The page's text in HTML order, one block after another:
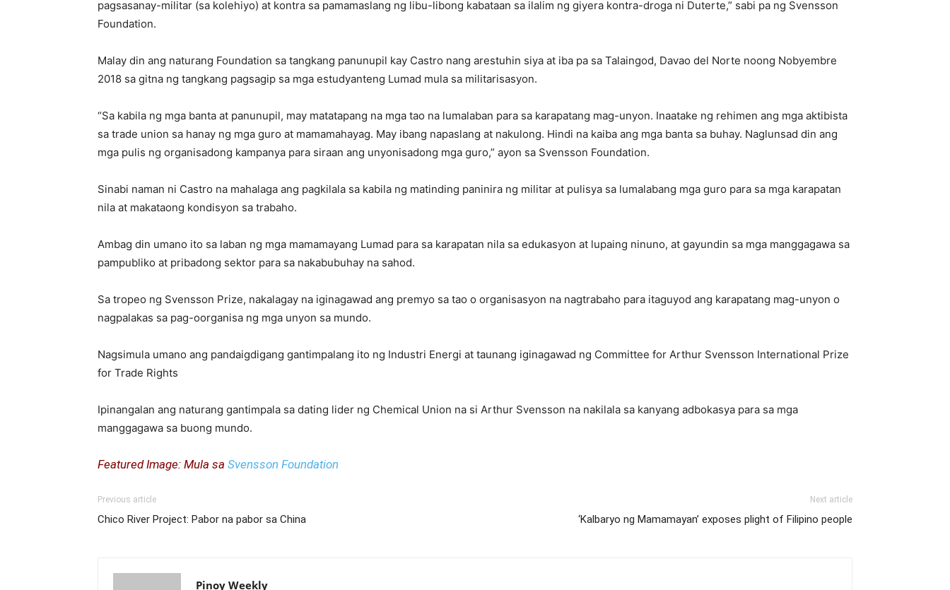
pagsasanay-militar (sa kolehiyo) at kontra sa pamamaslang ng libu-libong kabataan sa ilalim ng giyera kontra-droga ni Duterte,” sabi pa ng Svensson
Foundation.
Malay din ang naturang Foundation sa tangkang panunupil kay Castro nang arestuhin siya at iba pa sa Talaingod, Davao del Norte noong Nobyembre
2018 sa gitna ng tangkang pagsagip sa mga estudyanteng Lumad mula sa militarisasyon.
“Sa kabila ng mga banta at panunupil, may matatapang na mga tao na lumalaban para sa karapatang mag-unyon. Inaatake ng rehimen ang mga aktibista
sa trade union sa hanay ng mga guro at mamamahayag. May ibang napaslang at nakulong. Hindi na kaiba ang mga banta sa buhay. Naglunsad din ang
mga pulis ng organisadong kampanya para siraan ang unyonisadong mga guro,” ayon sa Svensson Foundation.
Sinabi naman ni Castro na mahalaga ang pagkilala sa kabila ng matinding paninira ng militar at pulisya sa lumalabang mga guro para sa mga karapatan
nila at makataong kondisyon sa trabaho.
Ambag din umano ito sa laban ng mga mamamayang Lumad para sa karapatan nila sa edukasyon at lupaing ninuno, at gayundin sa mga manggagawa sa
pampubliko at pribadong sektor para sa nakabubuhay na sahod.
Sa tropeo ng Svensson Prize, nakalagay na iginagawad ang premyo sa tao o organisasyon na nagtrabaho para itaguyod ang karapatang mag-unyon o
nagpalakas sa pag-oorganisa ng mga unyon sa mundo.
Nagsimula umano ang pandaigdigang gantimpalang ito ng Industri Energi at taunang iginagawad ng Committee for Arthur Svensson International Prize
for Trade Rights
Ipinangalan ang naturang gantimpala sa dating lider ng Chemical Union na si Arthur Svensson na nakilala sa kanyang adbokasya para sa mga
manggagawa sa buong mundo.
Featured Image: Mula sa Svensson Foundation
Previous article
Chico River Project: Pabor na pabor sa China
Next article
‘Kalbaryo ng Mamamayan’ exposes plight of Filipino people
Pinoy Weekly